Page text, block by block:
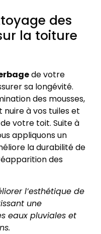
des
la toiture
de votre
sa longévité.
des mousses,
nuire à vos tuiles et
votre toit. Suite à
appliquons un
la durabilité de
des
l’esthétique de
une
eaux pluviales et